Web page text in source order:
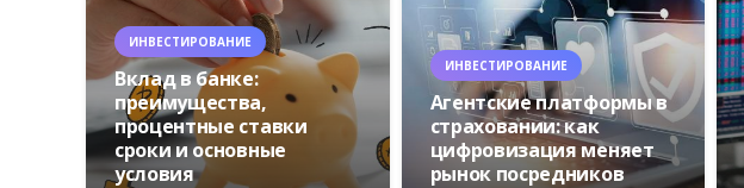
ИНВЕСТИРОВАНИЕ
Вклад в банке:
преимущества,
процентные ставки
сроки и основные
условия
ИНВЕСТИРОВАНИЕ
Агентские платформы в
страховании: как
цифровизация меняет
рынок посредников